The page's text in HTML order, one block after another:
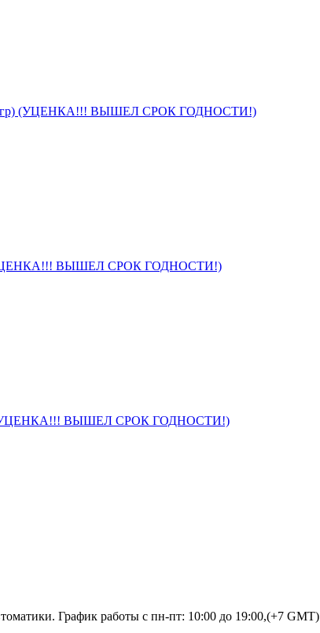
(УЦЕНКА!!! ВЫШЕЛ СРОК ГОДНОСТИ!)
(УЦЕНКА!!! ВЫШЕЛ СРОК ГОДНОСТИ!)
(УЦЕНКА!!! ВЫШЕЛ СРОК ГОДНОСТИ!)
График работы с пн-пт: 10:00 до 19:00,(+7 GMT)